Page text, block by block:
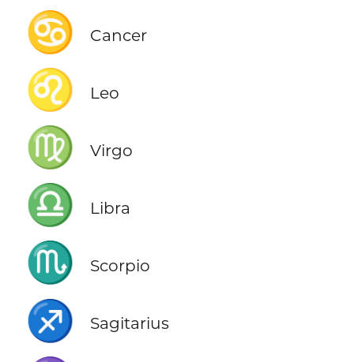
♋ Cancer
♌ Leo
♍ Virgo
♎ Libra
♏ Scorpio
♐ Sagitarius